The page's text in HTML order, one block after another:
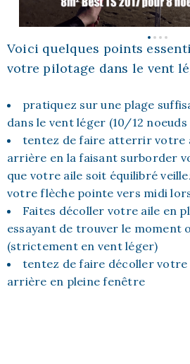
Voici quelques points
votre pilotage dans le vent
pratiquez sur une plage
dans le vent léger (10/12 noeuds
tentez de faire atterrir votre
arrière en la faisant surborder
que votre aile soit équilibré
votre flèche pointe vers midi
Faites décoller votre aile en
essayant de trouver le moment
(strictement en vent léger)
tentez de faire décoller votre
arrière en pleine fenêtre